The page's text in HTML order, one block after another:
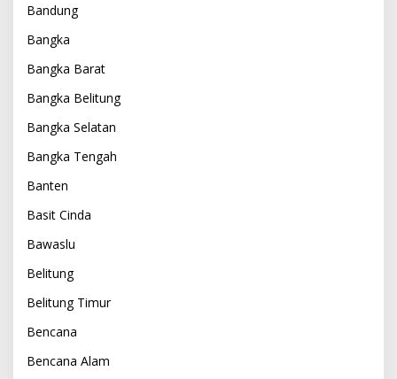
Bandung
Bangka
Bangka Barat
Bangka Belitung
Bangka Selatan
Bangka Tengah
Banten
Basit Cinda
Bawaslu
Belitung
Belitung Timur
Bencana
Bencana Alam